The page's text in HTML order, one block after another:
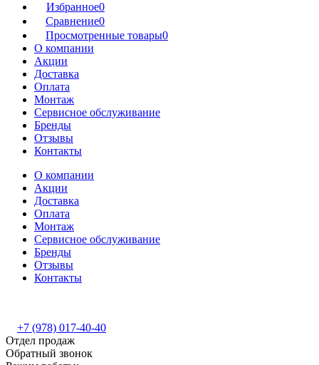
Избранное0
Сравнение0
Просмотренные товары0
О компании
Акции
Доставка
Оплата
Монтаж
Сервисное обслуживание
Бренды
Отзывы
Контакты
О компании
Акции
Доставка
Оплата
Монтаж
Сервисное обслуживание
Бренды
Отзывы
Контакты
+7 (978) 017-40-40
Отдел продаж
Обратный звонок